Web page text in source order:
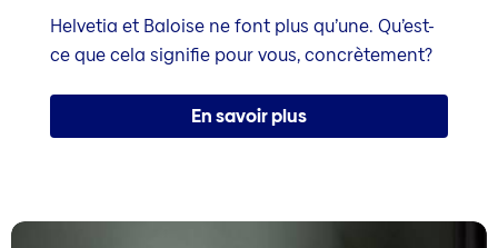
Helvetia et Baloise ne font plus qu’une. Qu’est-
ce que cela signifie pour vous, concrètement?
En savoir plus